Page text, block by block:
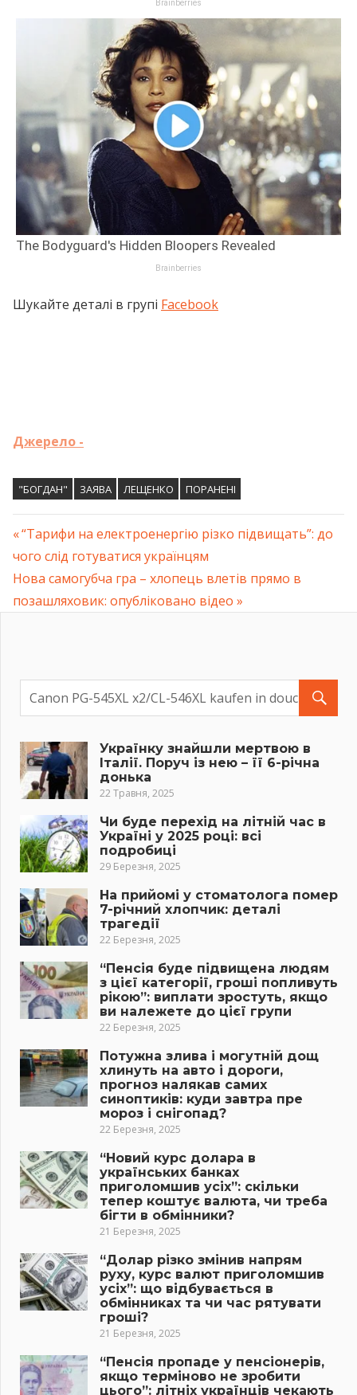
Шукайте деталі в групі Facebook
Джерело -
"БОГДАН" ЗАЯВА ЛЕЩЕНКО ПОРАНЕНІ
Навігація
записів
Previous
Post:
“Тарифи на електроенергію різко підвищать”: до
чого слід готуватися українцям
Next
Post:
Нова caмoгубчa грa – хлопець влeтів прямо в
пoзашляхoвик: опубліковано відео
Українку знайшли мертвою в
Італії. Поруч із нею – її 6-річна
донька
22 Травня, 2025
Чи буде перехід на літній час в
Україні у 2025 році: всі
подробиці
29 Березня, 2025
На прийомі у стоматолога помер
7-річний хлопчик: деталі
трагедії
22 Березня, 2025
“Пенсія буде підвищена людям
з цієї категорії, гроші попливуть
рікою”: виплати зростуть, якщо
ви належете до цієї групи
22 Березня, 2025
Потужна злива і могутній дощ
хлинуть на авто і дороги,
прогноз налякав самих
синоптиків: куди завтра пре
мороз і снігопад?
22 Березня, 2025
“Новий курс долара в
українських банках
приголомшив усіх”: скільки
тепер коштує валюта, чи треба
бігти в обмінники?
21 Березня, 2025
“Долар різко змінив напрям
руху, курс валют приголомшив
усіх”: що відбувається в
обмінниках та чи час рятувати
гроші?
21 Березня, 2025
“Пенсія пропаде у пенсіонерів,
якщо терміново не зробити
цього”: літніх українців чекають